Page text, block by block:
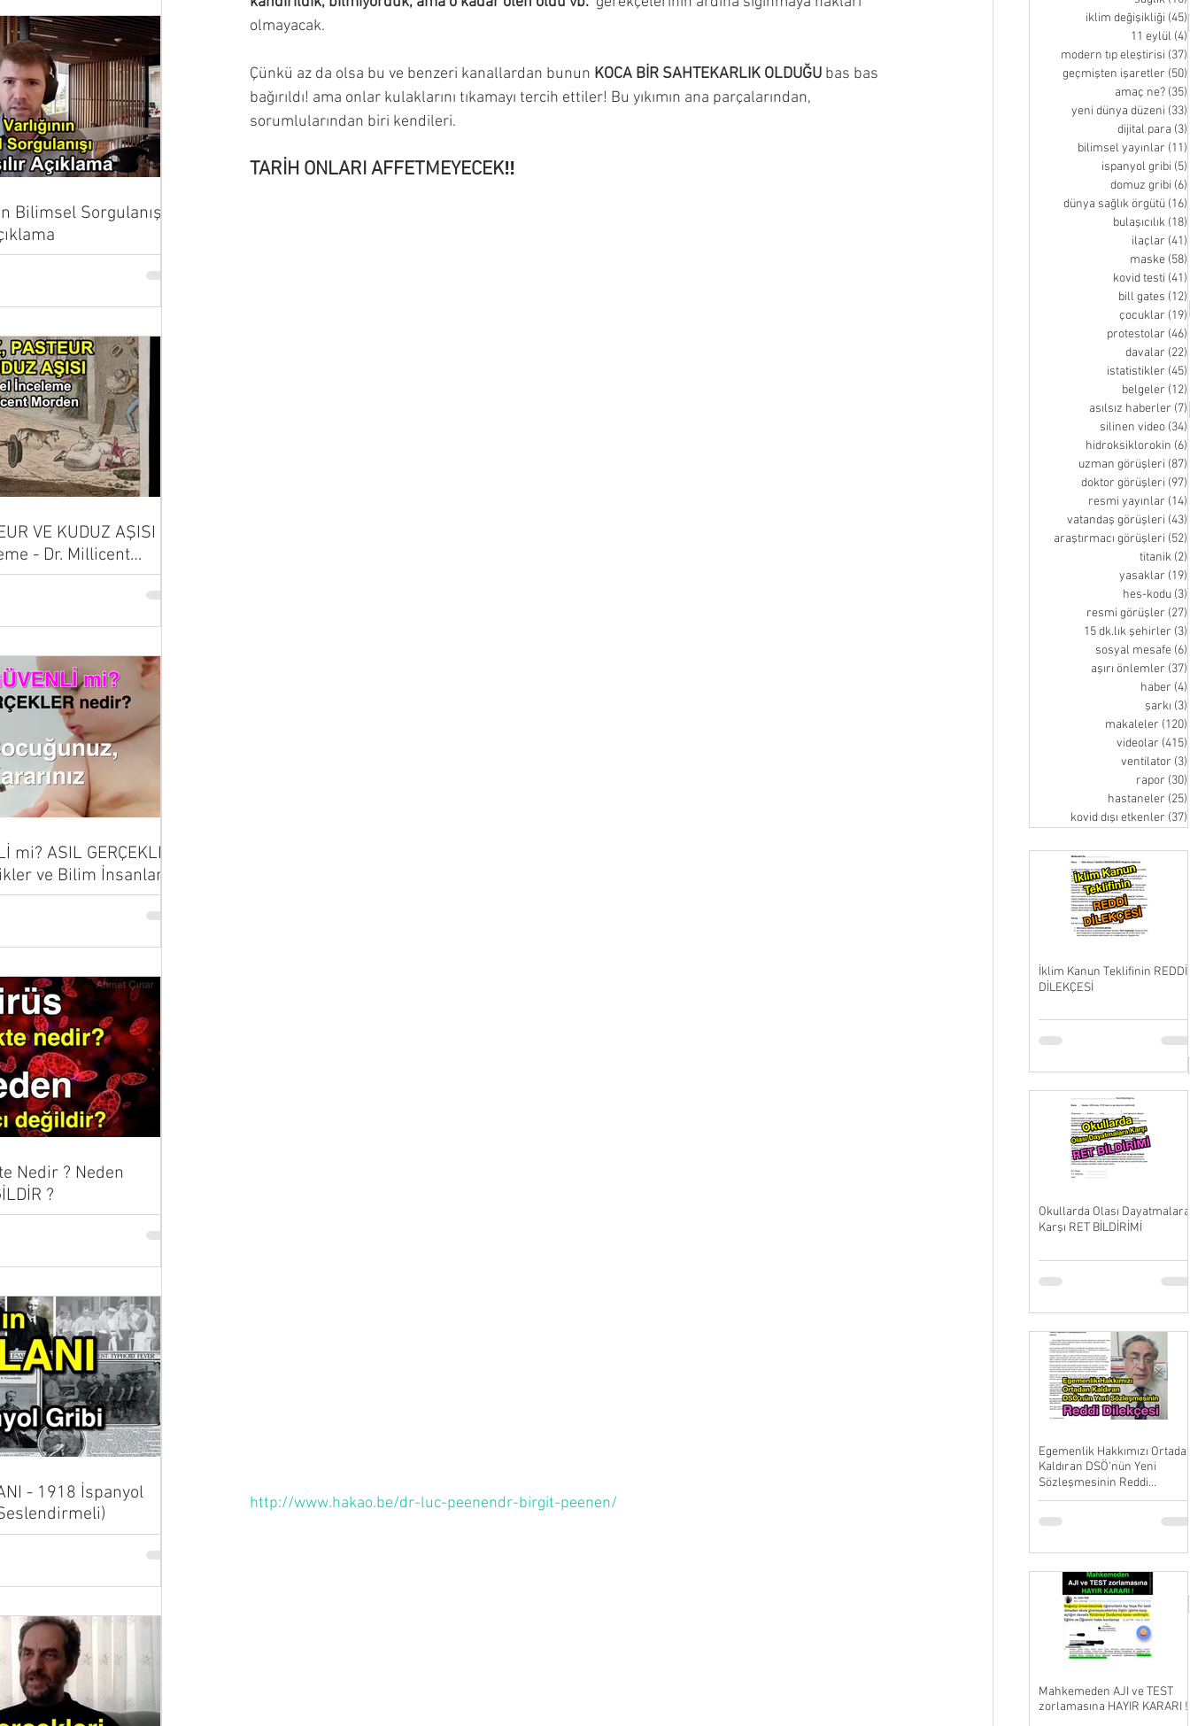
olmayacak.
Çünkü az da olsa bu ve benzeri kanallardan bunun KOCA BİR SAHTEKARLIK OLDUĞU bas bas
bağırıldı! ama onlar kulaklarını tıkamayı tercih ettiler! Bu yıkımın ana parçalarından,
sorumlularından biri kendileri.
TARİH ONLARI AFFETMEYECEK‼️
http://www.hakao.be/dr-luc-peenendr-birgit-peenen/
Bilimsel Sorgulanışı |
VE KUDUZ AŞISI |
- Dr. Millicent
mi? ASIL GERÇEKLER
ve Bilim İnsanları
Nedir ? Neden
?
- 1918 İspanyol
iklim değişikliği (45)
11 eylül (4)
modern tıp eleştirisi (37)
geçmişten işaretler (50)
amaç ne? (35)
yeni dünya düzeni (33)
dijital para (3)
bilimsel yayınlar (11)
ispanyol gribi (5)
domuz gribi (6)
dünya sağlık örgütü (16)
bulaşıcılık (18)
ilaçlar (41)
maske (58)
kovid testi (41)
bill gates (12)
çocuklar (19)
protestolar (46)
davalar (22)
istatistikler (45)
belgeler (12)
asılsız haberler (7)
silinen video (34)
hidroksiklorokin (6)
uzman görüşleri (87)
doktor görüşleri (97)
resmi yayınlar (14)
vatandaş görüşleri (43)
araştırmacı görüşleri (52)
titanik (2)
yasaklar (19)
hes-kodu (3)
resmi görüşler (27)
15 dk.lık şehirler (3)
sosyal mesafe (6)
aşırı önlemler (37)
haber (4)
şarkı (3)
makaleler (120)
videolar (415)
ventilator (3)
rapor (30)
hastaneler (25)
kovid dışı etkenler (37)
İklim Kanun Teklifinin REDDİ
DİLEKÇESİ
Okullarda Olası Dayatmalara
Karşı RET BİLDİRİMİ
Egemenlik Hakkımızı
Kaldıran DSÖ'nün Yeni
Sözleşmesinin Reddi
Dilekçesi
Mahkemeden AJI ve TEST
zorlamasına HAYIR KARARI !